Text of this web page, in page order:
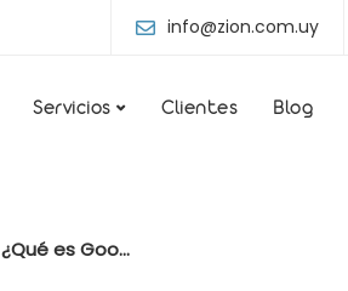
info@zion.com.uy
Servicios Clientes Blog
¿Qué es Google Ads?